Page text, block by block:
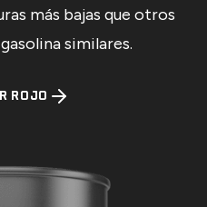
más bajas que otros
similares.
ROJO